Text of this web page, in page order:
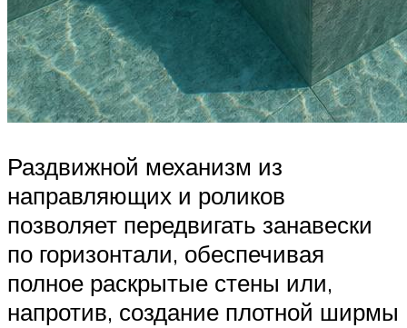
Раздвижной механизм из
направляющих и роликов
позволяет передвигать занавески
по горизонтали, обеспечивая
полное раскрытые стены или,
напротив, создание плотной ширмы